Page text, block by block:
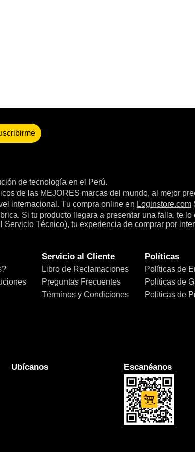
de tecnología en el Perú.
de las MEJORES marcas del mundo, al mejor
internacional. Tu compra online en Loginstore.com
Si tu producto llegara a presentar una falla, te
Técnico), tu experiencia de comprar por
Servicio al Cliente
Libro de Reclamaciones
Preguntas Frecuentes
Términos y Condiciones
Políticas
Políticas de
Políticas de
Políticas de
Ubícanos Escanéanos